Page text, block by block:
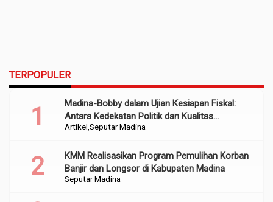
TERPOPULER
Artikel Seputar Madina
Madina-Bobby dalam Ujian Kesiapan Fiskal:
Antara Kedekatan Politik dan Kualitas
Perencanaan
Seputar Madina
KMM Realisasikan Program Pemulihan Korban
Banjir dan Longsor di Kabupaten Madina